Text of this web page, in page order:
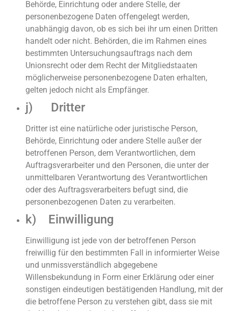
Behörde, Einrichtung oder andere Stelle, der
personenbezogene Daten offengelegt werden,
unabhängig davon, ob es sich bei ihr um einen Dritten
handelt oder nicht. Behörden, die im Rahmen eines
bestimmten Untersuchungsauftrags nach dem
Unionsrecht oder dem Recht der Mitgliedstaaten
möglicherweise personenbezogene Daten erhalten,
gelten jedoch nicht als Empfänger.
j) Dritter
Dritter ist eine natürliche oder juristische Person,
Behörde, Einrichtung oder andere Stelle außer der
betroffenen Person, dem Verantwortlichen, dem
Auftragsverarbeiter und den Personen, die unter der
unmittelbaren Verantwortung des Verantwortlichen
oder des Auftragsverarbeiters befugt sind, die
personenbezogenen Daten zu verarbeiten.
k) Einwilligung
Einwilligung ist jede von der betroffenen Person
freiwillig für den bestimmten Fall in informierter Weise
und unmissverständlich abgegebene
Willensbekundung in Form einer Erklärung oder einer
sonstigen eindeutigen bestätigenden Handlung, mit der
die betroffene Person zu verstehen gibt, dass sie mit